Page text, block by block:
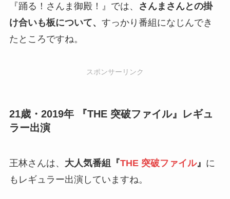
『踊る！さんま御殿！』では、
さんまさんとの掛
け合いも板について、 すっかり番組になじんでき
たところですね。
スポンサーリンク
21歳・2019年 『THE 突破ファイル』レギュ
ラー出演
王林さんは、 大人気番組『THE 突破ファイル』 に
もレギュラー出演していますね。